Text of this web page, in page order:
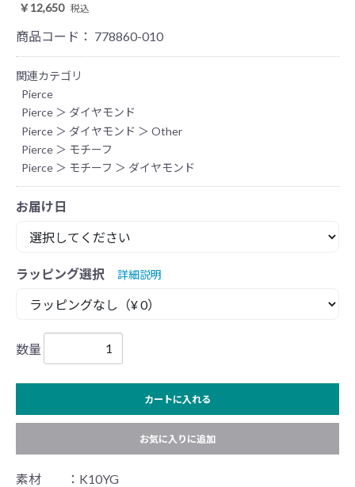
￥12,650 税込
商品コード： 778860-010
関連カテゴリ
Pierce
Pierce ＞ ダイヤモンド
Pierce ＞ ダイヤモンド ＞ Other
Pierce ＞ モチーフ
Pierce ＞ モチーフ ＞ ダイヤモンド
お届け日
ラッピング選択 詳細説明
数量
カートに入れる
お気に入りに追加
素材 ：K10YG